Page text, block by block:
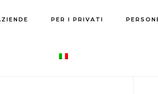
PER I PRIVATI